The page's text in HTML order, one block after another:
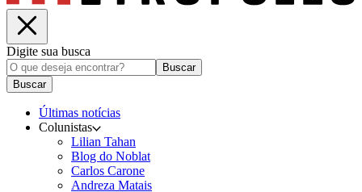
Digite sua busca
Buscar
Buscar
Últimas notícias
Colunistas
Lilian Tahan
Blog do Noblat
Carlos Carone
Andreza Matais